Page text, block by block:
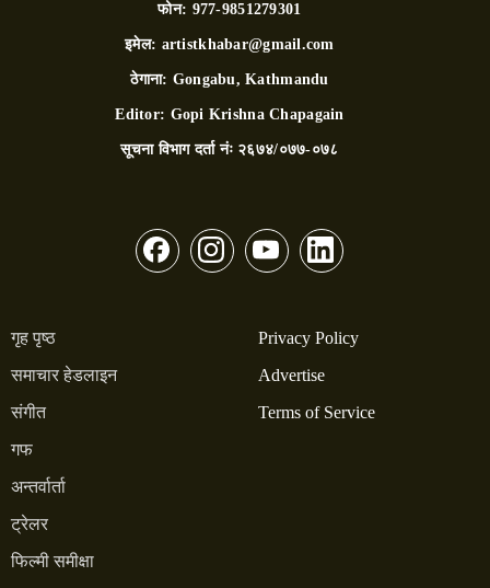
फोन: 977-9851279301
इमेल: artistkhabar@gmail.com
ठेगाना: Gongabu, Kathmandu
Editor: Gopi Krishna Chapagain
सूचना विभाग दर्ता नंः २६७४/०७७-०७८
गृह पृष्ठ
समाचार हेडलाइन
संगीत
गफ
अन्तर्वार्ता
ट्रेलर
फिल्मी समीक्षा
Privacy Policy
Advertise
Terms of Service